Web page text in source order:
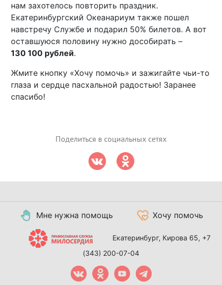
нам захотелось повторить праздник.
Екатеринбургский Океанариум также пошел
навстречу Службе и подарил 50% билетов. А вот
оставшуюся половину нужно дособирать –
130 100 рублей.
Жмите кнопку «Хочу помочь» и зажигайте чьи-то
глаза и сердце пасхальной радостью! Заранее
спасибо!
Поделиться в социальных сетях
Мне нужна помощь Хочу помочь
Екатеринбург, Кирова 65, +7
(343) 200-07-04